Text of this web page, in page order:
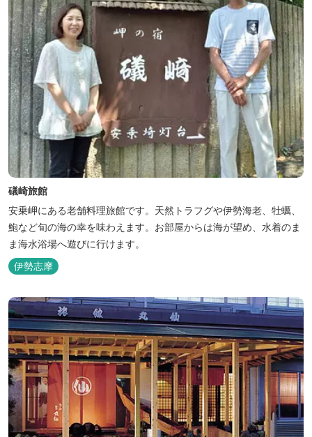
礒崎旅館
安乗岬にある老舗料理旅館です。天然トラフグや伊勢海老、牡蠣、
鮑など旬の海の幸を味わえます。お部屋からは海が望め、水着のま
ま海水浴場へ遊びに行けます。
伊勢志摩